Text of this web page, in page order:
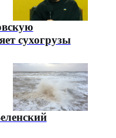
сухогрузы